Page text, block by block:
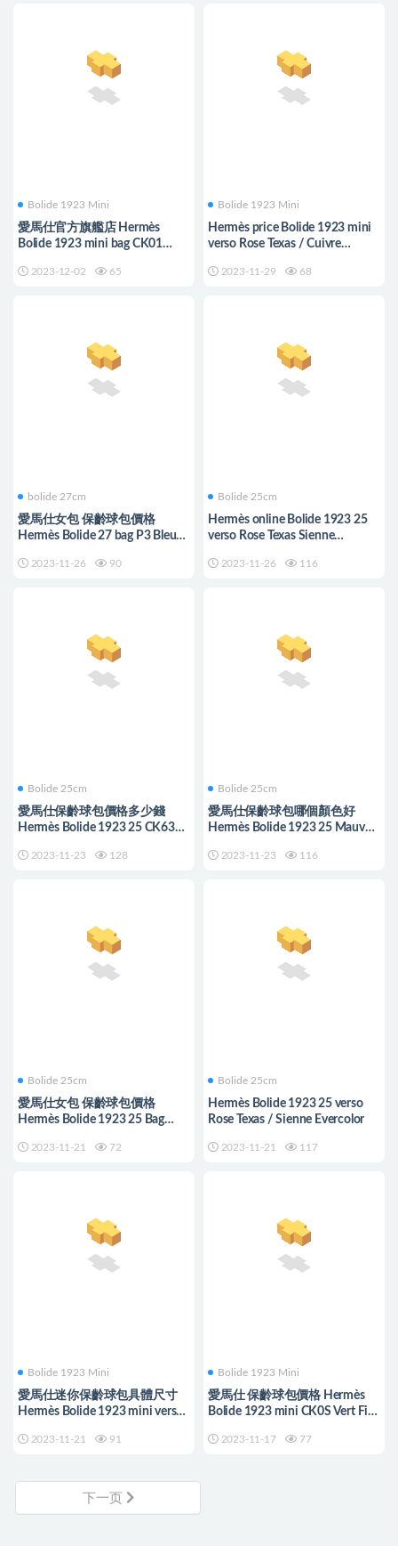
Bolide 1923 Mini
愛馬仕官方旗艦店 Hermès
Bolide 1923 mini bag CK01
2023-12-02 65
Bolide 1923 Mini
Hermès price Bolide 1923 mini
verso Rose Texas / Cuivre
2023-11-29 68
bolide 27cm
愛馬仕女包 保齡球包價格
Hermès Bolide 27 bag P3 Bleu
2023-11-26 90
Bolide 25cm
Hermès online Bolide 1923 25
verso Rose Texas Sienne
2023-11-26 116
Bolide 25cm
愛馬仕保齡球包價格多少錢
Hermès Bolide 1923 25 CK63
2023-11-23 128
Bolide 25cm
愛馬仕保齡球包哪個顏色好
Hermès Bolide 1923 25 Mauve
2023-11-23 116
Bolide 25cm
愛馬仕女包 保齡球包價格
Hermès Bolide 1923 25 Bag
2023-11-21 72
Bolide 25cm
Hermès Bolide 1923 25 verso
Rose Texas / Sienne Evercolor
2023-11-21 117
Bolide 1923 Mini
愛馬仕迷你保齡球包具體尺寸
Hermès Bolide 1923 mini verso
2023-11-21 91
Bolide 1923 Mini
愛馬仕 保齡球包價格 Hermès
Bolide 1923 mini CK0S Vert Fizz
2023-11-17 77
下一页